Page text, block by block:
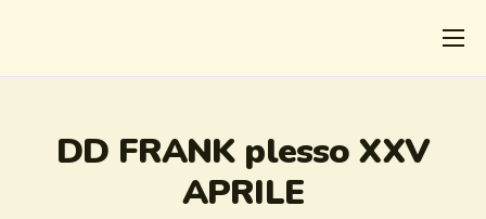
CHI
I SALVATI
DD FRANK plesso XXV
APRILE